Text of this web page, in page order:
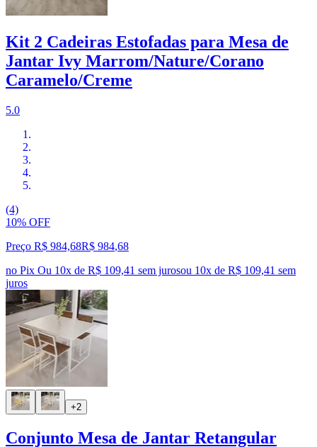
Kit 2 Cadeiras Estofadas para Mesa de
Jantar Ivy Marrom/Nature/Corano
Caramelo/Creme
5.0
(4)
10% OFF
Preço R$ 984,68R$ 984,68
no Pix Ou 10x de R$ 109,41 sem jurosou 10x de R$ 109,41 sem
juros
+2
Conjunto Mesa de Jantar Retangular